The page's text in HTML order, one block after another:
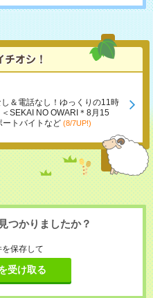
し＆電話なし！ゆっくりの11時
SEKAI NO OWARI＊8月15
ートバイトなど (8/7UP!)
つかりましたか？
保存して
受け取る